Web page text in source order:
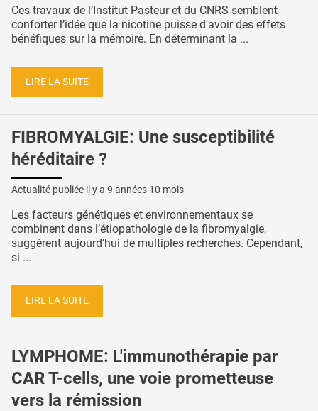
Ces travaux de l’Institut Pasteur et du CNRS semblent
conforter l’idée que la nicotine puisse d'avoir des effets
bénéfiques sur la mémoire. En déterminant la ...
LIRE LA SUITE
FIBROMYALGIE: Une susceptibilité
héréditaire ?
Actualité publiée il y a 9 années 10 mois
Les facteurs génétiques et environnementaux se
combinent dans l’étiopathologie de la fibromyalgie,
suggèrent aujourd’hui de multiples recherches. Cependant,
si ...
LIRE LA SUITE
LYMPHOME: L'immunothérapie par
CAR T-cells, une voie prometteuse
vers la rémission